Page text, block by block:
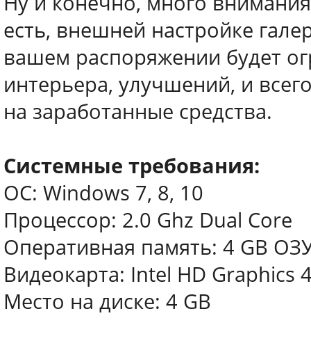
есть, внешней настройке
вашем распоряжении будет
интерьера, улучшений, и
на заработанные средства.
Системные требования:
ОС: Windows 7, 8, 10
Процессор: 2.0 Ghz Dual Core
Оперативная память: 4 GB
Видеокарта: Intel HD Graphics
Место на диске: 4 GB